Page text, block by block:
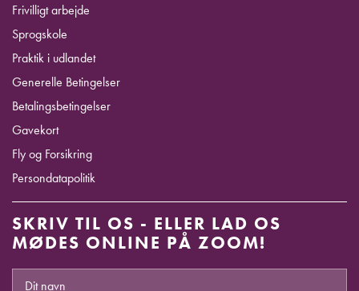
Frivilligt arbejde
Sprogskole
Praktik i udlandet
Generelle Betingelser
Betalingsbetingelser
Gavekort
Fly og Forsikring
Persondatapolitik
SKRIV TIL OS - ELLER LAD OS
MØDES ONLINE PÅ ZOOM!